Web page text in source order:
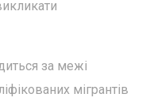
за межі
мігрантів